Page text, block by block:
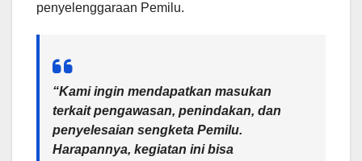
penyelenggaraan Pemilu.
“Kami ingin mendapatkan masukan
terkait pengawasan, penindakan, dan
penyelesaian sengketa Pemilu.
Harapannya, kegiatan ini bisa